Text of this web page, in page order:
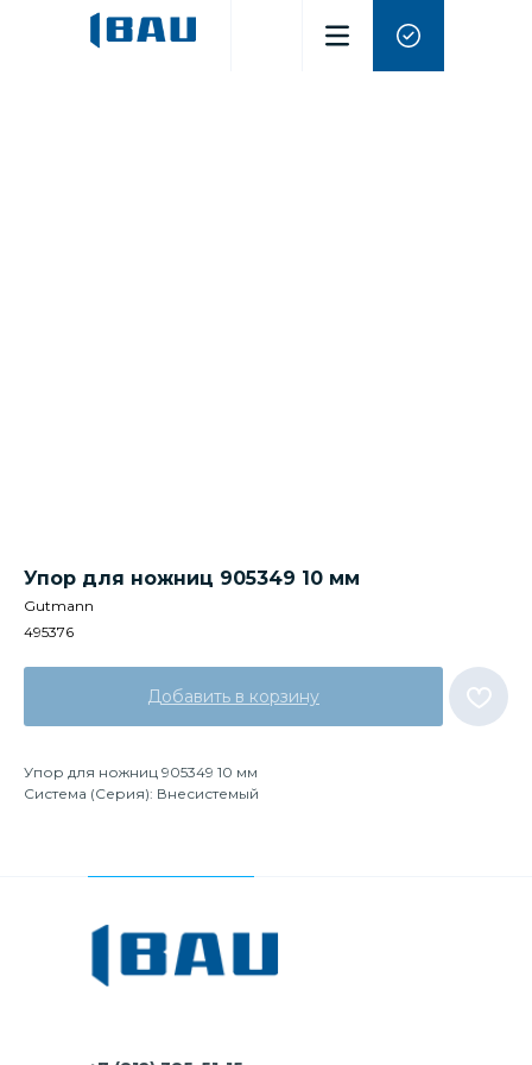
Упор для ножниц 905349 10 мм
Gutmann
495376
Добавить в корзину
Упор для ножниц 905349 10 мм
Система (Серия): Внесистемый